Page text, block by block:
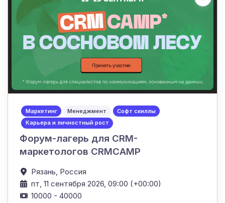
Маркетинг Менеджмент
Софт скиллы
Карьера и личностный рост
Форум-лагерь для CRM-
маркетологов CRMCAMP
Рязань, Россия
пт, 11 сентября 2026, 09:00 (+00:00)
10000 - 40000